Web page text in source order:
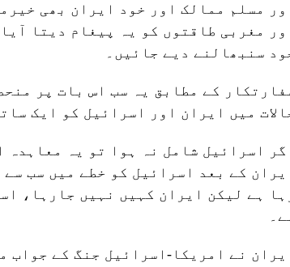
مسلم ممالک اور خود ایران بھی
مغربی طاقتوں کو یہ پیغام دیتا
سنبھالنے دیے جائیں۔
کے مطابق یہ سب اس بات پر
میں ایران اور اسرائیل کو ایک
اسرائیل شامل نہ ہوا تو یہ
کے بعد اسرائیل کو خطے میں سب
ہے لیکن ایران کہیں نہیں جارہا،
ہے۔
نے امریکا-اسرائیل جنگ کے جواب